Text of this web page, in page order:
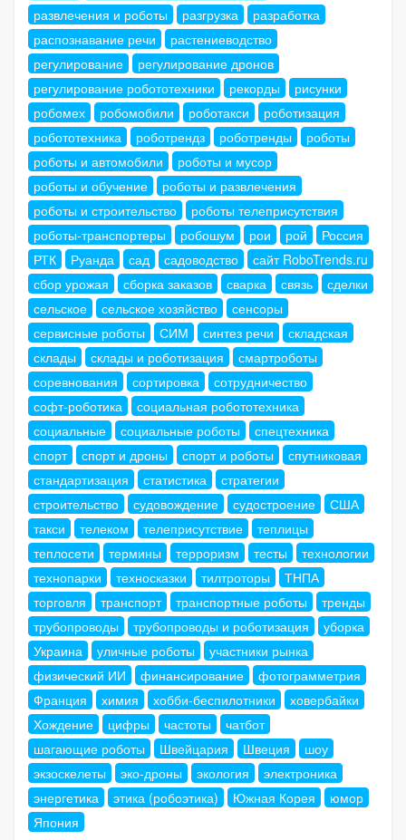
развлечения и роботы
разгрузка
разработка
распознавание речи
растениеводство
регулирование
регулирование дронов
регулирование робототехники
рекорды
рисунки
робомех
робомобили роботакси
роботизация
робототехника
роботрендз роботренды
роботы
роботы и автомобили
роботы и мусор
роботы и обучение
роботы и развлечения
роботы и строительство
роботы телеприсутствия
роботы-транспортеры
робошум рои рой
Россия
РТК
Руанда сад садоводство
сайт RoboTrends.ru
сбор урожая
сборка заказов сварка связь
сделки
сельское
сельское хозяйство
сенсоры
сервисные роботы
СИМ синтез речи
складская
склады
склады и роботизация
смартроботы
соревнования
сортировка
сотрудничество
софт-роботика
социальная робототехника
социальные
социальные роботы
спецтехника
спорт
спорт и дроны спорт и роботы
спутниковая
стандартизация
статистика
стратегии
строительство
судовождение судостроение
США
такси
телеком телеприсутствие
теплицы
теплосети
термины терроризм тесты
технологии
технопарки
техносказки тилтроторы
ТНПА
торговля
транспорт транспортные роботы
тренды
трубопроводы
трубопроводы и роботизация
уборка
Украина
уличные роботы
участники рынка
физический ИИ
финансирование
фотограмметрия
Франция
химия хобби-беспилотники
ховербайки
Хождение
цифры частоты
чатбот
шагающие роботы
Швейцария Швеция
шоу
экзоскелеты
эко-дроны экология
электроника
энергетика
этика (робоэтика) Южная Корея
юмор
Япония